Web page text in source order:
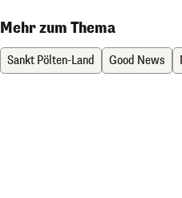
Mehr zum Thema
Sankt Pölten-Land Good News